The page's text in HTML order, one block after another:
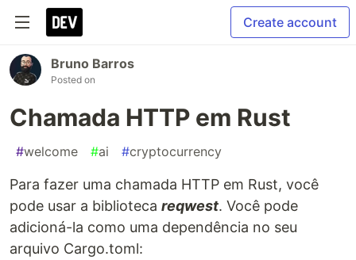
Create account
Bruno Barros
Posted on
Chamada HTTP em Rust
#welcome #ai #cryptocurrency
Para fazer uma chamada HTTP em Rust, você
pode usar a biblioteca reqwest. Você pode
adicioná-la como uma dependência no seu
arquivo Cargo.toml: